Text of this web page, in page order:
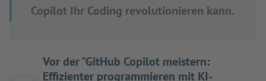
Copilot Ihr Coding revolutionieren kann.
Vor der "GitHub Copilot meistern:
Effizienter programmieren mit KI-